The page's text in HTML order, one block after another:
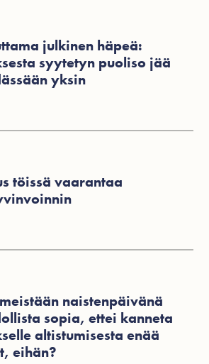
naistenpäivänä
sopia, ettei kanneta
altistumisesta enää
eihän?
töissä vaarantaa
julkinen häpeä:
syytetyn puoliso jää
yksin